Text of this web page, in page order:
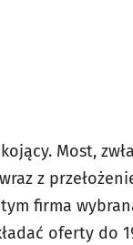
Most,
z
firma
oferty do